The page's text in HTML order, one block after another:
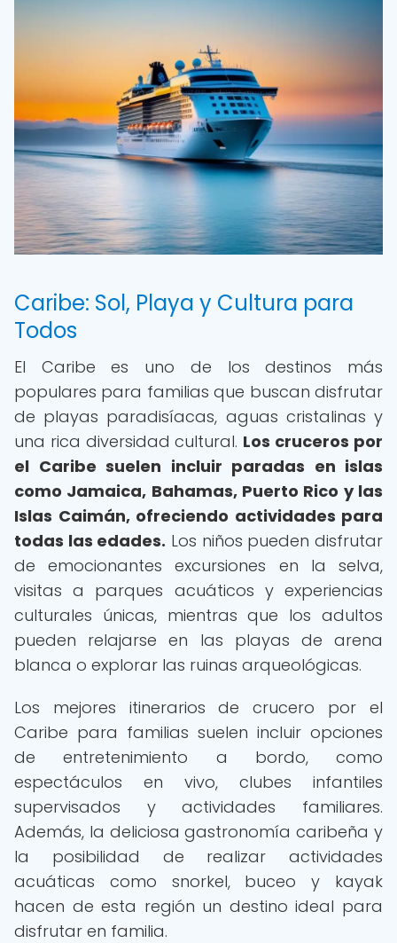
Caribe: Sol, Playa y Cultura para
Todos
El Caribe es uno de los destinos más
populares para familias que buscan disfrutar
de playas paradisíacas, aguas cristalinas y
una rica diversidad cultural. Los cruceros por
el Caribe suelen incluir paradas en islas
como Jamaica, Bahamas, Puerto Rico y las
Islas Caimán, ofreciendo actividades para
todas las edades. Los niños pueden disfrutar
de emocionantes excursiones en la selva,
visitas a parques acuáticos y experiencias
culturales únicas, mientras que los adultos
pueden relajarse en las playas de arena
blanca o explorar las ruinas arqueológicas.
Los mejores itinerarios de crucero por el
Caribe para familias suelen incluir opciones
de entretenimiento a bordo, como
espectáculos en vivo, clubes infantiles
supervisados y actividades familiares.
Además, la deliciosa gastronomía caribeña y
la posibilidad de realizar actividades
acuáticas como snorkel, buceo y kayak
hacen de esta región un destino ideal para
disfrutar en familia.